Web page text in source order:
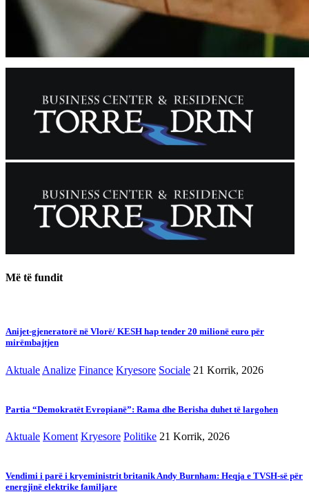
Më të fundit
Anijet-gjeneratorë në Vlorë/ KESH hap tender 20 milionë euro për
mirëmbajtjen
Aktuale Analize Finance Kryesore Sociale 21 Korrik, 2026
Partia “Demokratët Evropianë”: Rama dhe Berisha duhet të largohen
Aktuale Koment Kryesore Politike 21 Korrik, 2026
Vendimi i parë i kryeministrit britanik Andy Burnham: Heqja e TVSH-së për
energjinë elektrike familjare